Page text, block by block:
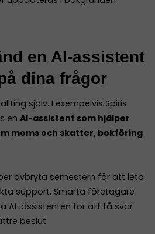
en AI-assistent
dina frågor
själv. I exempelvis Spiris
en AI-assistent som hjälper
moms och skatter, bokföring
avbryta semestern för att leta
support. Smarta företagare
AI-assistenten för att få svar
beslut.